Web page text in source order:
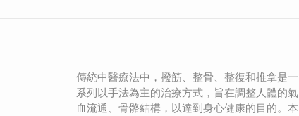
傳統中醫療法中，撥筋、整骨、整復和推拿是一
系列以手法為主的治療方式，旨在調整人體的氣
血流通、骨骼結構，以達到身心健康的目的。本